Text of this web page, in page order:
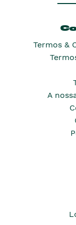
Termos &
A